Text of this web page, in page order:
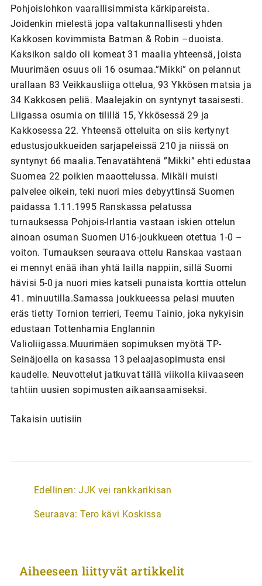
Pohjoislohkon vaarallisimmista kärkipareista.
Joidenkin mielestä jopa valtakunnallisesti yhden
Kakkosen kovimmista Batman & Robin –duoista.
Kaksikon saldo oli komeat 31 maalia yhteensä, joista
Muurimäen osuus oli 16 osumaa.”Mikki” on pelannut
urallaan 83 Veikkausliiga ottelua, 93 Ykkösen matsia ja
34 Kakkosen peliä. Maalejakin on syntynyt tasaisesti.
Liigassa osumia on tilillä 15, Ykkösessä 29 ja
Kakkosessa 22. Yhteensä otteluita on siis kertynyt
edustusjoukkueiden sarjapeleissä 210 ja niissä on
syntynyt 66 maalia.Tenavatähtenä ”Mikki” ehti edustaa
Suomea 22 poikien maaottelussa. Mikäli muisti
palvelee oikein, teki nuori mies debyyttinsä Suomen
paidassa 1.11.1995 Ranskassa pelatussa
turnauksessa Pohjois-Irlantia vastaan iskien ottelun
ainoan osuman Suomen U16-joukkueen otettua 1-0 –
voiton. Turnauksen seuraava ottelu Ranskaa vastaan
ei mennyt enää ihan yhtä lailla nappiin, sillä Suomi
hävisi 5-0 ja nuori mies katseli punaista korttia ottelun
41. minuutilla.Samassa joukkueessa pelasi muuten
eräs tietty Tornion terrieri, Teemu Tainio, joka nykyisin
edustaan Tottenhamia Englannin
Valioliigassa.Muurimäen sopimuksen myötä TP-
Seinäjoella on kasassa 13 pelaajasopimusta ensi
kaudelle. Neuvottelut jatkuvat tällä viikolla kiivaaseen
tahtiin uusien sopimusten aikaansaamiseksi.
Takaisin uutisiin
A
t
k
Edellinen: JJK vei rankkarikisan
Seuraava: Tero kävi Koskissa
Aiheeseen liittyvät artikkelit